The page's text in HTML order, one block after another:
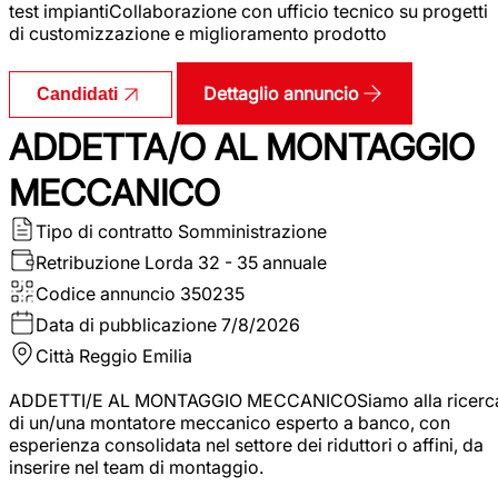
test impiantiCollaborazione con ufficio tecnico su progetti
di customizzazione e miglioramento prodotto
Candidati Dettaglio annuncio
ADDETTA/O AL MONTAGGIO
MECCANICO
Tipo di contratto Somministrazione
Retribuzione Lorda 32 - 35 annuale
Codice annuncio 350235
Data di pubblicazione 7/8/2026
Città Reggio Emilia
ADDETTI/E AL MONTAGGIO MECCANICOSiamo alla
di un/una montatore meccanico esperto a banco, con
esperienza consolidata nel settore dei riduttori o affini, da
inserire nel team di montaggio.